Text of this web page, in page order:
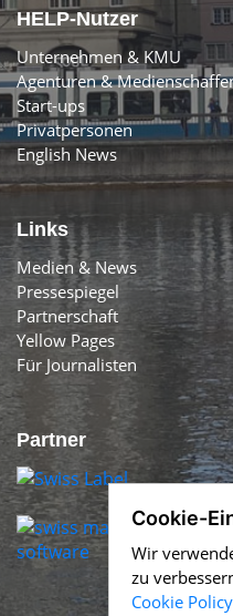
HELP-Nutzer
Unternehmen & KMU
Agenturen &
Start-ups
Privatpersonen
English News
Links
Medien & News
Pressespiegel
Partnerschaft
Yellow Pages
Für Journalisten
Partner
Cookie-
Wir
zu
Cookie Policy